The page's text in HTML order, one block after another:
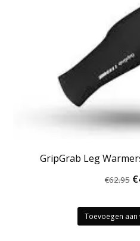
GripGrab Leg
€62.95 €
Toevoegen aan